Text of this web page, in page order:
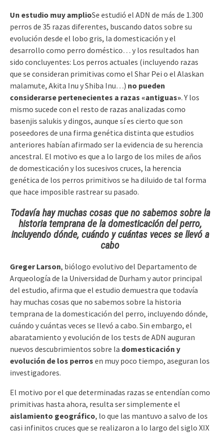
Un estudio muy amplioSe estudió el ADN de más de 1.300
perros de 35 razas diferentes, buscando datos sobre su
evolución desde el lobo gris, la domesticación y el
desarrollo como perro doméstico… y los resultados han
sido concluyentes: Los perros actuales (incluyendo razas
que se consideran primitivas como el Shar Pei o el Alaskan
malamute, Akita Inu y Shiba Inu…) no pueden
considerarse pertenecientes a razas «antiguas». Y los
mismo sucede con el resto de razas analizadas como
basenjis salukis y dingos, aunque sí es cierto que son
poseedores de una firma genética distinta que estudios
anteriores habían afirmado ser la evidencia de su herencia
ancestral. El motivo es que a lo largo de los miles de años
de domesticación y los sucesivos cruces, la herencia
genética de los perros primitivos se ha diluido de tal forma
que hace imposible rastrear su pasado.
Todavía hay muchas cosas que no sabemos sobre la
historia temprana de la domesticación del perro,
incluyendo dónde, cuándo y cuántas veces se llevó a
cabo
Greger Larson, biólogo evolutivo del Departamento de
Arqueología de la Universidad de Durham y autor principal
del estudio, afirma que el estudio demuestra que todavía
hay muchas cosas que no sabemos sobre la historia
temprana de la domesticación del perro, incluyendo dónde,
cuándo y cuántas veces se llevó a cabo. Sin embargo, el
abaratamiento y evolución de los tests de ADN auguran
nuevos descubrimientos sobre la domesticación y
evolución de los perros en muy poco tiempo, aseguran los
investigadores.
El motivo por el que determinadas razas se entendían como
primitivas hasta ahora, resulta ser simplemente el
aislamiento geográfico, lo que las mantuvo a salvo de los
casi infinitos cruces que se realizaron a lo largo del siglo XIX